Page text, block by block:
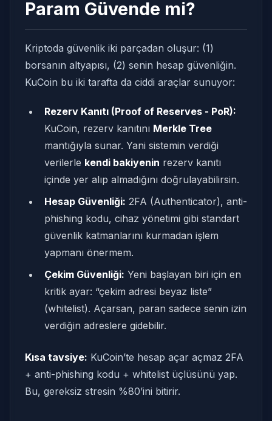
Param Güvende mi?
Kriptoda güvenlik iki parçadan oluşur: (1)
borsanın altyapısı, (2) senin hesap güvenliğin.
KuCoin bu iki tarafta da ciddi araçlar sunuyor:
Rezerv Kanıtı (Proof of Reserves - PoR):
KuCoin, rezerv kanıtını Merkle Tree
mantığıyla sunar. Yani sistemin verdiği
verilerle kendi bakiyenin rezerv kanıtı
içinde yer alıp almadığını doğrulayabilirsin.
Hesap Güvenliği: 2FA (Authenticator), anti-
phishing kodu, cihaz yönetimi gibi standart
güvenlik katmanlarını kurmadan işlem
yapmanı önermem.
Çekim Güvenliği: Yeni başlayan biri için en
kritik ayar: “çekim adresi beyaz liste”
(whitelist). Açarsan, paran sadece senin izin
verdiğin adreslere gidebilir.
Kısa tavsiye: KuCoin’te hesap açar açmaz 2FA
+ anti-phishing kodu + whitelist üçlüsünü yap.
Bu, gereksiz stresin %80’ini bitirir.